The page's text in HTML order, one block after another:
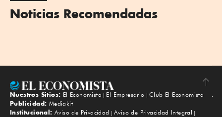
Noticias Recomendadas
Subir
Nuestros Sitios: El Economista El Empresario
Club El Economista
Publicidad: Mediakit
Institucional: Aviso de Privacidad
Aviso de Privacidad Integral